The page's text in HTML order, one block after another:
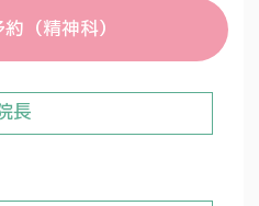
（精神科）
長